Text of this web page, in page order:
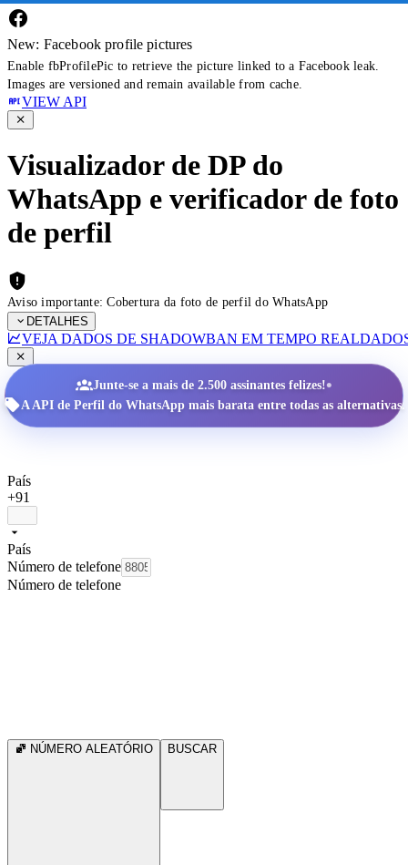
New: Facebook profile pictures
Enable fbProfilePic to retrieve the picture linked to a Facebook leak.
Images are versioned and remain available from cache.
VIEW API
Visualizador de DP do
WhatsApp e verificador de foto
de perfil
Aviso importante: Cobertura da foto de perfil do WhatsApp
DETALHES
VEJA DADOS DE SHADOWBAN EM TEMPO REAL
Junte-se a mais de 2.500 assinantes felizes!•
A API de Perfil do WhatsApp mais barata entre todas as alternativas.
País
+91
País
Número de telefone
Número de telefone
NÚMERO ALEATÓRIO BUSCAR